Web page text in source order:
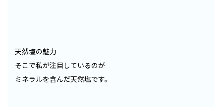
天然塩の魅力
そこで私が注目しているのが
ミネラルを含んだ天然塩です。